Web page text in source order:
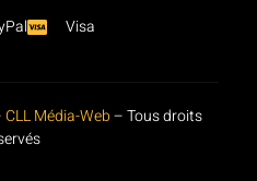
Visa
CLL Média-Web– Tous droits